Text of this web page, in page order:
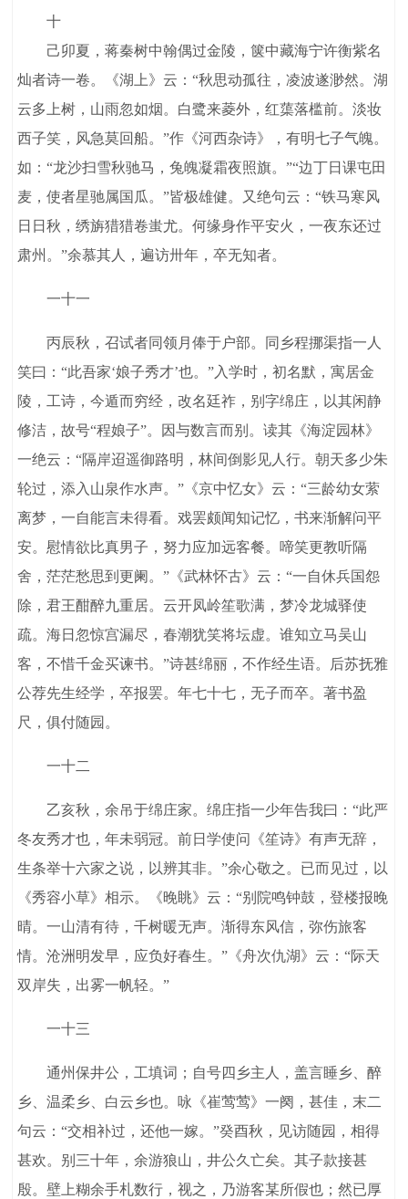
十
己卯夏，蒋秦树中翰偶过金陵，箧中藏海宁许衡紫名
灿者诗一卷。《湖上》云：“秋思动孤往，凌波遂渺然。湖
云多上树，山雨忽如烟。白鹭来菱外，红蕖落槛前。淡妆
西子笑，风急莫回船。”作《河西杂诗》，有明七子气魄。
如：“龙沙扫雪秋驰马，兔魄凝霜夜照旗。”“边丁日课屯田
麦，使者星驰属国瓜。”皆极雄健。又绝句云：“铁马寒风
日日秋，绣旃猎猎卷蚩尤。何缘身作平安火，一夜东还过
肃州。”余慕其人，遍访卅年，卒无知者。
一十一
丙辰秋，召试者同领月俸于户部。同乡程挪渠指一人
笑曰：“此吾家‘娘子秀才’也。”入学时，初名默，寓居金
陵，工诗，今遁而穷经，改名廷祚，别字绵庄，以其闲静
修洁，故号“程娘子”。因与数言而别。读其《海淀园林》
一绝云：“隔岸迢遥御路明，林间倒影见人行。朝天多少朱
轮过，添入山泉作水声。”《京中忆女》云：“三龄幼女萦
离梦，一自能言未得看。戏罢颇闻知记忆，书来渐解问平
安。慰情欲比真男子，努力应加远客餐。啼笑更教听隔
舍，茫茫愁思到更阑。”《武林怀古》云：“一自休兵国怨
除，君王酣醉九重居。云开凤岭笙歌满，梦冷龙城驿使
疏。海日忽惊宫漏尽，春潮犹笑将坛虚。谁知立马吴山
客，不惜千金买谏书。”诗甚绵丽，不作经生语。后苏抚雅
公荐先生经学，卒报罢。年七十七，无子而卒。著书盈
尺，俱付随园。
一十二
乙亥秋，余吊于绵庄家。绵庄指一少年告我曰：“此严
冬友秀才也，年未弱冠。前日学使问《笙诗》有声无辞，
生条举十六家之说，以辨其非。”余心敬之。已而见过，以
《秀容小草》相示。《晚眺》云：“别院鸣钟鼓，登楼报晚
晴。一山清有待，千树暖无声。渐得东风信，弥伤旅客
情。沧洲明发早，应负好春生。”《舟次仇湖》云：“际天
双岸失，出雾一帆轻。”
一十三
通州保井公，工填词；自号四乡主人，盖言睡乡、醉
乡、温柔乡、白云乡也。咏《崔莺莺》一阕，甚佳，末二
句云：“交相补过，还他一嫁。”癸酉秋，见访随园，相得
甚欢。别三十年，余游狼山，井公久亡矣。其子款接甚
殷。壁上糊余手札数行，视之，乃游客某所假也；然已厚